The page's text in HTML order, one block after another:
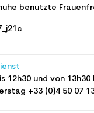
benutzte
12h30 und von
+33 (0)4 50 07